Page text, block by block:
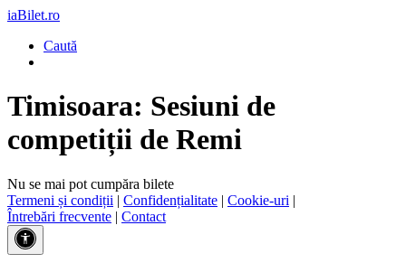
iaBilet.ro
Caută
Timisoara: Sesiuni de
competiții de Remi
Nu se mai pot cumpăra bilete
Termeni și condiții | Confidențialitate | Cookie-uri |
Întrebări frecvente | Contact